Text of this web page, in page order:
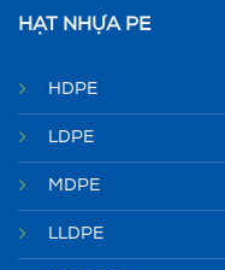
HẠT NHỰA PE
HDPE
LDPE
MDPE
LLDPE